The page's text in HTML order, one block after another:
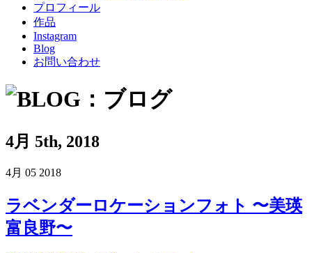
プロフィール
作品
Instagram
Blog
お問い合わせ
4月 5th, 2018
4月 05 2018
ラベンダーロケーションフォト 〜美瑛
富良野〜